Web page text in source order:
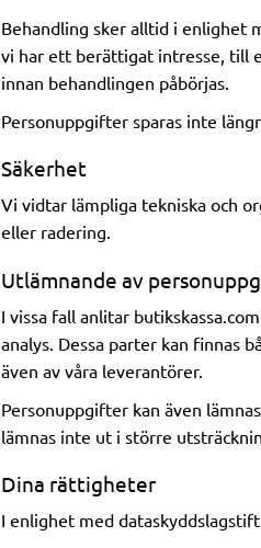
Behandling sker alltid i enlighet
vi har ett berättigat intresse, till
innan behandlingen påbörjas.
Personuppgifter sparas inte
Säkerhet
Vi vidtar lämpliga tekniska och
eller radering.
Utlämnande av
I vissa fall anlitar
analys. Dessa parter kan finnas
även av våra leverantörer.
Personuppgifter kan även
lämnas inte ut i större
Dina rättigheter
I enlighet med